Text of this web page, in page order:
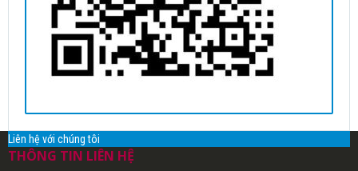
Liên hệ với chúng tôi
THÔNG TIN LIÊN HỆ